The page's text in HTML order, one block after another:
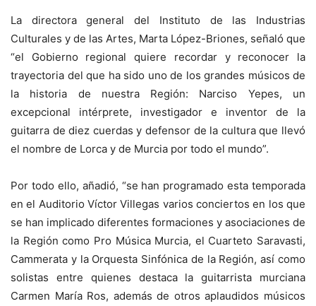
La directora general del Instituto de las Industrias
Culturales y de las Artes, Marta López-Briones, señaló que
“el Gobierno regional quiere recordar y reconocer la
trayectoria del que ha sido uno de los grandes músicos de
la historia de nuestra Región: Narciso Yepes, un
excepcional intérprete, investigador e inventor de la
guitarra de diez cuerdas y defensor de la cultura que llevó
el nombre de Lorca y de Murcia por todo el mundo”.
Por todo ello, añadió, “se han programado esta temporada
en el Auditorio Víctor Villegas varios conciertos en los que
se han implicado diferentes formaciones y asociaciones de
la Región como Pro Música Murcia, el Cuarteto Saravasti,
Cammerata y la Orquesta Sinfónica de la Región, así como
solistas entre quienes destaca la guitarrista murciana
Carmen María Ros, además de otros aplaudidos músicos